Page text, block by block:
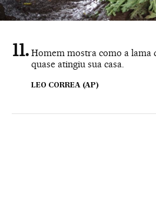
Homem mostra como a lama
quase atingiu sua casa.
LEO CORREA (AP)